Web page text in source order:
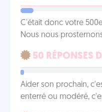
C'était donc votre
Nous nous
50 RÉPONSES
Aider son prochain,
enterré ou modéré,